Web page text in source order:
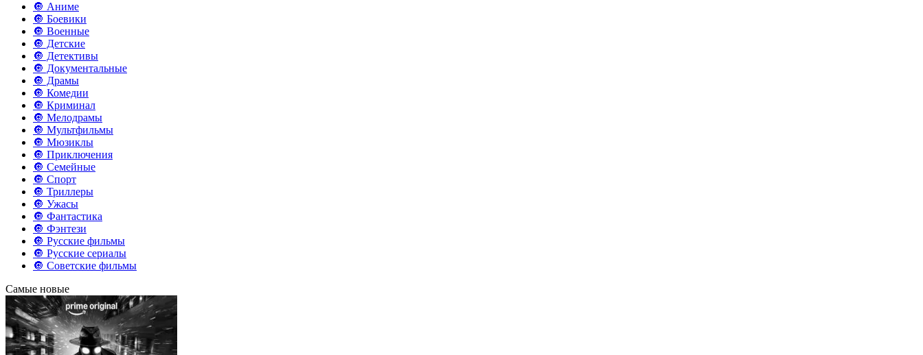
🔘 Аниме
🔘 Боевики
🔘 Военные
🔘 Детские
🔘 Детективы
🔘 Документальные
🔘 Драмы
🔘 Комедии
🔘 Криминал
🔘 Мелодрамы
🔘 Мультфильмы
🔘 Мюзиклы
🔘 Приключения
🔘 Семейные
🔘 Спорт
🔘 Триллеры
🔘 Ужасы
🔘 Фантастика
🔘 Фэнтези
🔘 Русские фильмы
🔘 Русские сериалы
🔘 Советские фильмы
Самые новые